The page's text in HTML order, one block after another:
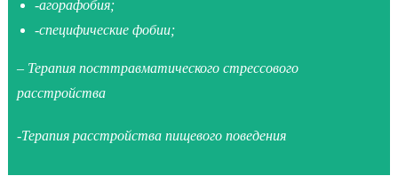
-агорафобия;
-специфические фобии;
– Терапия посттравматического стрессового
расстройства
-Терапия расстройства пищевого поведения